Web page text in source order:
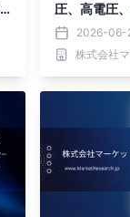
圧、高電圧
を発表2026-06-
株式会社